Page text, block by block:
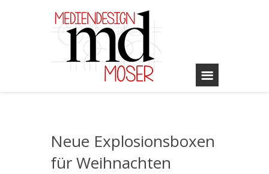
Neue Explosionsboxen
für Weihnachten